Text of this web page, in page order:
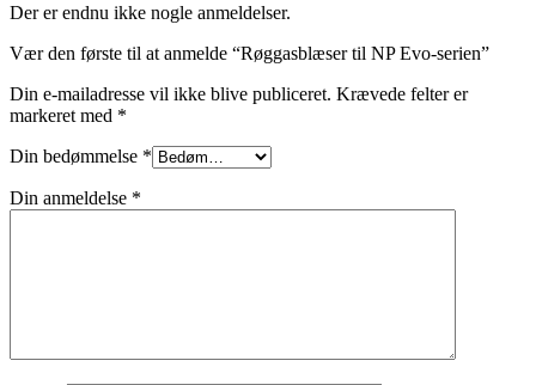
Der er endnu ikke nogle anmeldelser.
Vær den første til at anmelde “Røggasblæser til NP Evo-serien”
Din e-mailadresse vil ikke blive publiceret. Krævede felter er
markeret med *
Din bedømmelse *
Din anmeldelse *